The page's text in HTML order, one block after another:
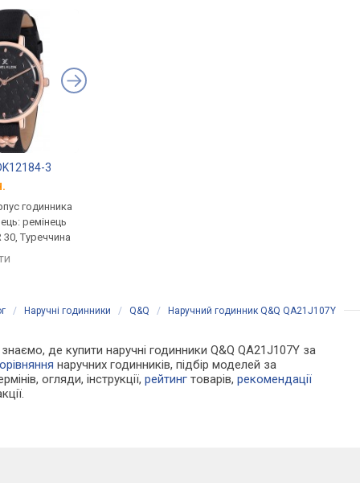
3
годинника
ремінець
30, Туреччина
/ Наручні годинники / Q&Q / Наручний годинник Q&Q QA21J107Y
де купити наручні годинники Q&Q QA21J107Y за
наручних годинників, підбір моделей за
огляди, інструкції,рейтинг товарів,рекомендації